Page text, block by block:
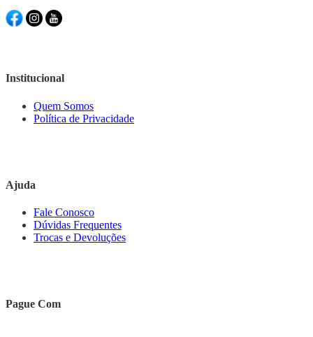
Institucional
Quem Somos
Política de Privacidade
Ajuda
Fale Conosco
Dúvidas Frequentes
Trocas e Devoluções
Pague Com